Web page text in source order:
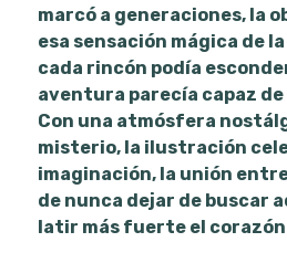
marcó a generaciones, la
esa sensación mágica de
cada rincón podía
aventura parecía capaz
Con una atmósfera
misterio, la ilustración
imaginación, la unión
de nunca dejar de buscar
latir más fuerte el corazón